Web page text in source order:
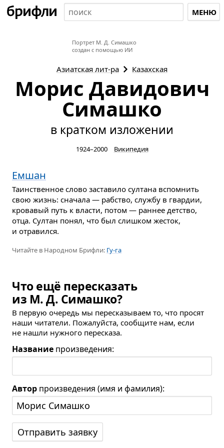
МЕНЮ
Портрет М. Д. Симашко
создан с помощью ИИ
Азиатская лит-ра Казахская
Морис Давидович
Симашко
в кратком изложении
1924–2000 Википедия
Емшан
Таинственное слово заставило султана вспомнить
свою жизнь: сначала — рабство, службу в гвардии,
кровавый путь к власти, потом — раннее детство,
отца. Султан понял, что был слишком жесток,
и отравился.
Читайте в Народном Брифли: Гу-га
Что ещё пересказать
из М. Д. Симашко?
В первую очередь мы пересказываем то, что просят
наши читатели. Пожалуйста, сообщите нам, если
не нашли нужного пересказа.
Название произведения:
Автор произведения (имя и фамилия):